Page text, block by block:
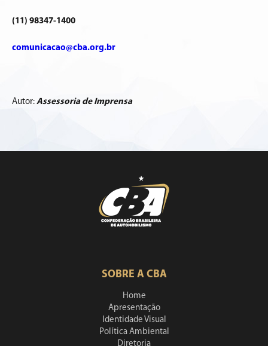
(11) 98347-1400
comunicacao@cba.org.br
Autor: Assessoria de Imprensa
SOBRE A CBA
Home
Apresentação
Identidade Visual
Política Ambiental
Diretoria